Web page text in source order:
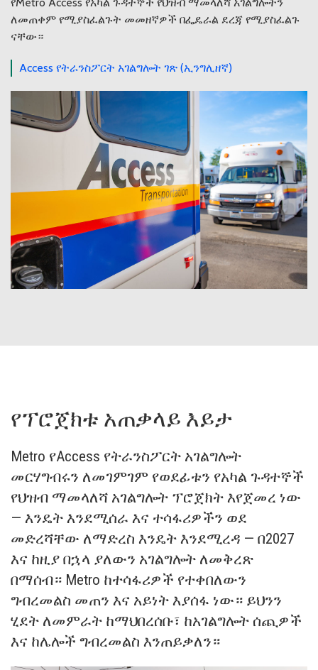
ለመጠቀም የሚያስፈልጉት መመዘኛዎች በፌዴራል ደረጃ የሚያስፈልጉ
ናቸው።
Access የትራንስፖርት አገልግሎት ገጽ (ኢንግሊዘኛ)
የፕሮጀክቱ አጠቃላይ እይታ
Metro የAccess የትራንስፖርት አገልግሎት
መርሃግብሩን ለመገምገም የወደፊቱን የአካል ጉዳተኞች
የህዝብ ማመላለሻ አገልግሎት ፕሮጀክት እየጀመረ ነው
— እንዴት እንደሚሰራ እና ተሳፋሪዎችን ወደ
መድረሻቸው ለማድረስ እንዴት እንደሚረዳ — በ2027
እና ከዚያ በኋላ ያለውን አገልግሎት ለመቅረጽ
በማሰብ። Metro ከተሳፋሪዎች የተቀበለውን
ግብረመልስ መጠን እና አይነት እያሰፋ ነው። ይህንን
ሂደት ለመምራት ከማህበረሰቡ፣ ከአገልግሎት ሰጪዎች
እና ከሌሎች ግብረመልስ እንጠይቃለን።